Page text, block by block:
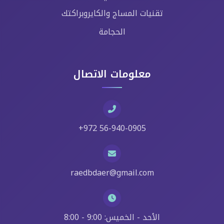
تقنيات المساج والكايروبراكتك
الحجامة
معلومات الاتصال
+972 56-940-0905
raedbdaer@gmail.com
الأحد - الخميس: 9:00 - 8:00